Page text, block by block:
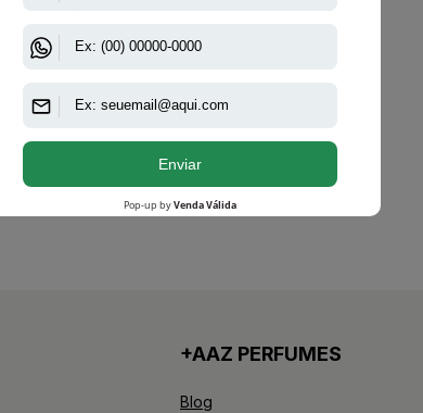
+AAZ PERFUMES
Blog